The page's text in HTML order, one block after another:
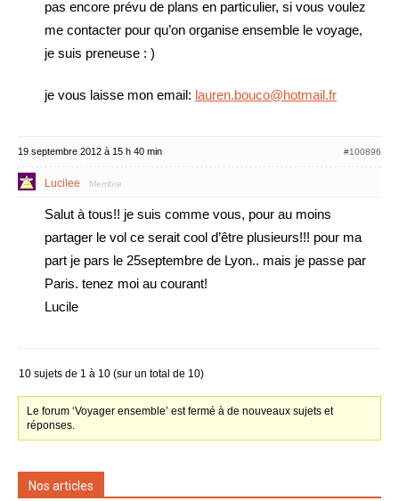
pas encore prévu de plans en particulier, si vous voulez
me contacter pour qu’on organise ensemble le voyage,
je suis preneuse : )
je vous laisse mon email: lauren.bouco@hotmail.fr
19 septembre 2012 à 15 h 40 min #100896
Lucilee Membre
Salut à tous!! je suis comme vous, pour au moins
partager le vol ce serait cool d’être plusieurs!!! pour ma
part je pars le 25septembre de Lyon.. mais je passe par
Paris. tenez moi au courant!
Lucile
10 sujets de 1 à 10 (sur un total de 10)
Le forum ‘Voyager ensemble’ est fermé à de nouveaux sujets et
réponses.
Nos articles